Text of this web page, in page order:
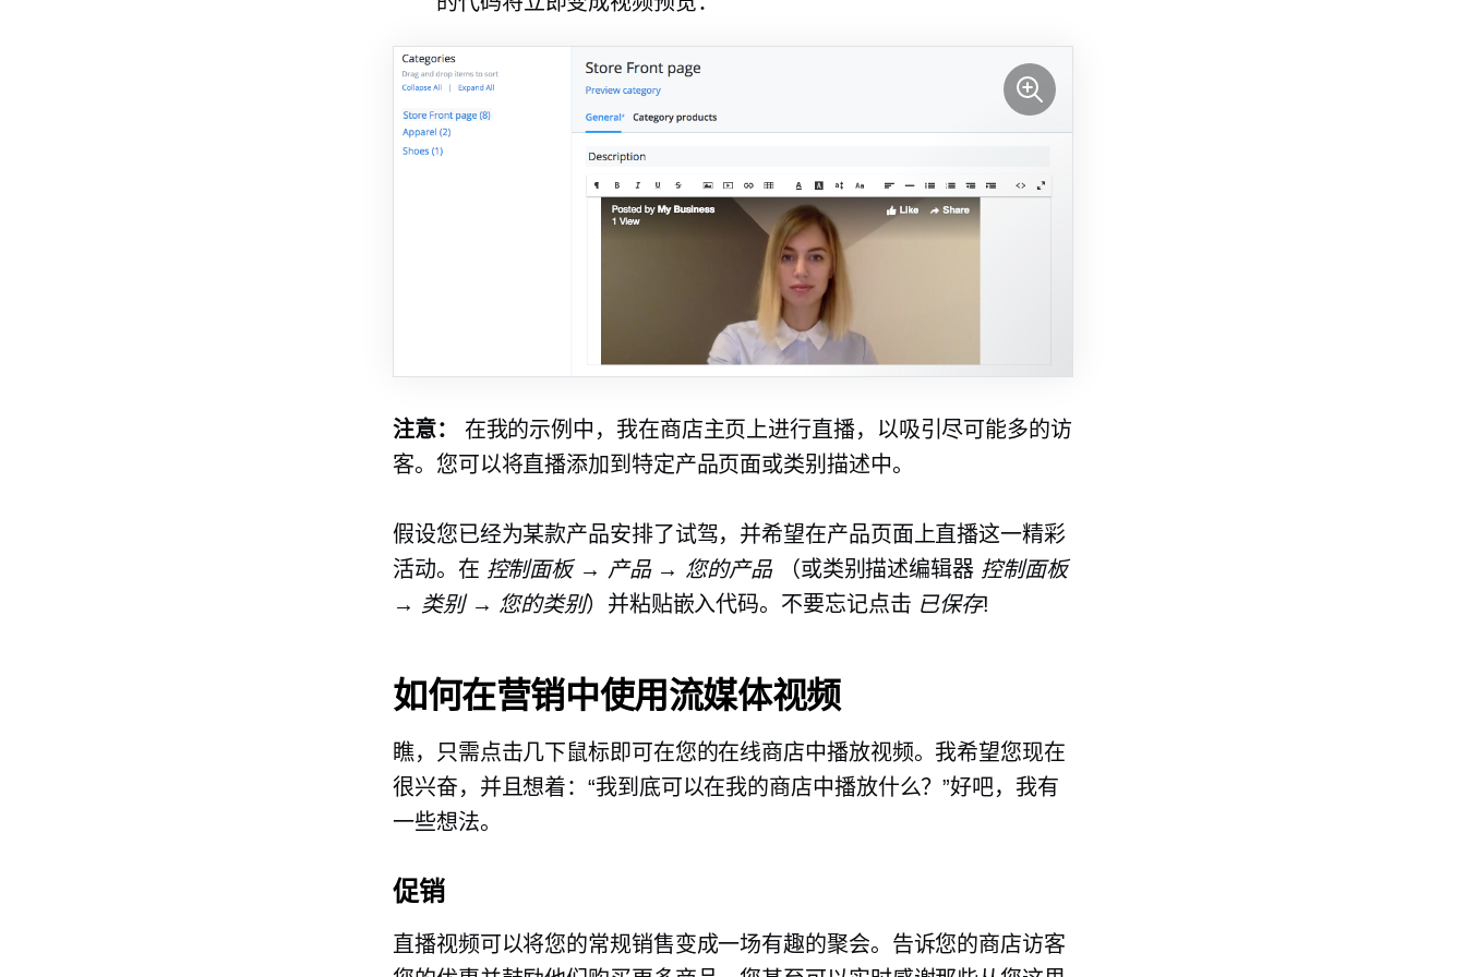
注意：
在我的示例中，我在商店主页上进行直播，以吸引尽可能多的访
客。您可以将直播添加到特定产品页面或类别描述中。
假设您已经为某款产品安排了试驾，并希望在产品页面上直播这一精彩
活动。在 控制面板 → 产品 → 您的产品（或类别描述编辑器 控制面板
→ 类别 → 您的类别）并粘贴嵌入代码。不要忘记点击 已保存!
如何在营销中使用流媒体视频
瞧，只需点击几下鼠标即可在您的在线商店中播放视频。我希望您现在
很兴奋，并且想着：“我到底可以在我的商店中播放什么？”好吧，我有
一些想法。
促销
直播视频可以将您的常规销售变成一场有趣的聚会。告诉您的商店访客